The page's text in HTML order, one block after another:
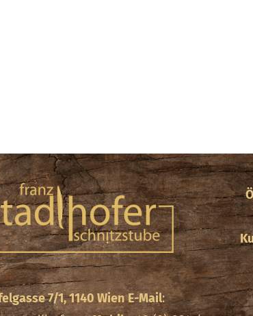
7/1, 1140 Wien E-Mail: